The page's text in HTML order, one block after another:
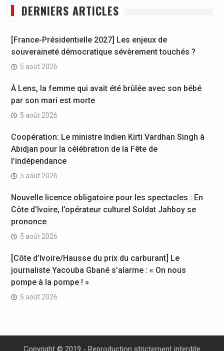
DERNIERS ARTICLES
[France-Présidentielle 2027] Les enjeux de
souveraineté démocratique sévèrement touchés ?
5 août 2026
À Lens, la femme qui avait été brûlée avec son bébé
par son mari est morte
5 août 2026
Coopération: Le ministre Indien Kirti Vardhan Singh à
Abidjan pour la célébration de la Fête de
l’indépendance
5 août 2026
Nouvelle licence obligatoire pour les spectacles : En
Côte d’Ivoire, l’opérateur culturel Soldat Jahboy se
prononce
5 août 2026
[Côte d’Ivoire/Hausse du prix du carburant] Le
journaliste Yacouba Gbané s’alarme : « On nous
pompe à la pompe ! »
5 août 2026
Copyright © 2019 - Reproduction strictement interdite